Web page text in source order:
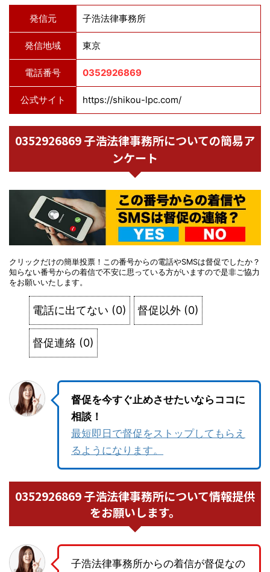
発信元 子浩法律事務所
発信地域 東京
電話番号 0352926869
公式サイト https://shikou-lpc.com/
0352926869 子浩法律事務所についての簡易ア
ンケート
クリックだけの簡単投票！この番号からの電話やSMSは督促でしたか？
知らない番号からの着信で不安に思っている方がいますので是非ご協力
をお願いいたします。
電話に出てない (0) 督促以外 (0)
督促連絡 (0)
督促を今すぐ止めさせたいならココに
相談！
最短即日で督促をストップしてもらえ
るようになります。
0352926869 子浩法律事務所について情報提供
をお願いします。
子浩法律事務所からの着信が督促なの